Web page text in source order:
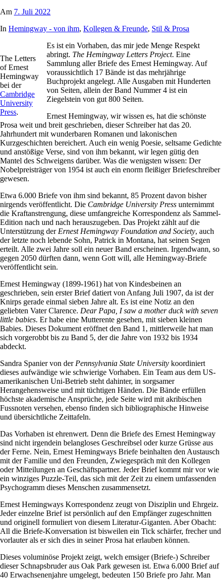
Am 7. Juli 2022
In Hemingway - von ihm, Kollegen & Freunde, Stil & Prosa
The Letters
of Ernest
Hemingway
bei der
Cambridge
University
Press.
Es ist ein Vorhaben, das mir jede Menge Respekt
abringt. The Hemingway Letters Project. Eine
Sammlung aller Briefe des Ernest Hemingway. Auf
voraussichtlich 17 Bände ist das mehrjährige
Buchprojekt angelegt. Alle Ausgaben mit Hunderten
von Seiten, allein der Band Nummer 4 ist ein
Ziegelstein von gut 800 Seiten.
Ernest Hemingway, wir wissen es, hat die schönste
Prosa weit und breit geschrieben, dieser Schreiber hat das 20.
Jahrhundert mit wunderbaren Romanen und lakonischen
Kurzgeschichten bereichert. Auch ein wenig Poesie, seltsame Gedichte
und anstößige Verse, sind von ihm bekannt, wir legen gütig den
Mantel des Schweigens darüber. Was die wenigsten wissen: Der
Nobelpreisträger von 1954 ist auch ein enorm fleißiger Briefeschreiber
gewesen.
Etwa 6.000 Briefe von ihm sind bekannt, 85 Prozent davon bisher
nirgends veröffentlicht. Die Cambridge University Press unternimmt
die Kraftanstrengung, diese umfangreiche Korrespondenz als Sammel-
Edition nach und nach herauszugeben. Das Projekt zählt auf die
Unterstützung der Ernest Hemingway Foundation and Society, auch
der letzte noch lebende Sohn, Patrick in Montana, hat seinen Segen
erteilt. Alle zwei Jahre soll ein neuer Band erscheinen. Irgendwann, so
gegen 2050 dürften dann, wenn Gott will, alle Hemingway-Briefe
veröffentlicht sein.
Ernest Hemingway (1899-1961) hat von Kindesbeinen an
geschrieben, sein erster Brief datiert von Anfang Juli 1907, da ist der
Knirps gerade einmal sieben Jahre alt. Es ist eine Notiz an den
geliebten Vater Clarence. Dear Papa, I saw a mother duck with seven
little babies. Er habe eine Mutterente gesehen, mit sieben kleinen
Babies. Dieses Dokument eröffnet den Band 1, mittlerweile hat man
sich vorgerobbt bis zu Band 5, der die Jahre von 1932 bis 1934
abdeckt.
Sandra Spanier von der Pennsylvania State University koordiniert
dieses aufwändige wie schwierige Vorhaben. Ein Team aus dem US-
amerikanischen Uni-Betrieb steht dahinter, in sorgsamer
Herangehensweise und mit tüchtigen Händen. Die Bände erfüllen
höchste akademische Ansprüche, jede Seite wird mit akribischen
Fussnoten versehen, ebenso finden sich bibliographische Hinweise
und übersichtliche Zeittafeln.
Das Vorhaben ist ehrenwert. Denn die Briefe des Ernest Hemingway
sind nicht irgendein belangloses Geschreibsel oder kurze Grüsse aus
der Ferne. Nein, Ernest Hemingways Briefe beinhalten den Austausch
mit der Familie und den Freunden, Zwiegespräch mit den Kollegen
oder Mitteilungen an Geschäftspartner. Jeder Brief kommt mir vor wie
ein winziges Puzzle-Teil, das sich mit der Zeit zu einem umfassenden
Psychogramm dieses Menschen zusammensetzt.
Ernest Hemingways Korrespondenz zeugt von Disziplin und Ehrgeiz.
Jeder einzelne Brief ist persönlich auf den Empfänger zugeschnitten
und originell formuliert von diesem Literatur-Giganten. Aber Obacht:
All die Briefe-Konversation ist bisweilen ein Tick schärfer, frecher und
vorlauter als er sich dies in seiner Prosa hat erlauben können.
Dieses voluminöse Projekt zeigt, welch emsiger (Briefe-) Schreiber
dieser Schnapsbruder aus Oak Park gewesen ist. Etwa 6.000 Brief auf
40 Erwachsenenjahre umgelegt, bedeuten 150 Briefe pro Jahr. Man